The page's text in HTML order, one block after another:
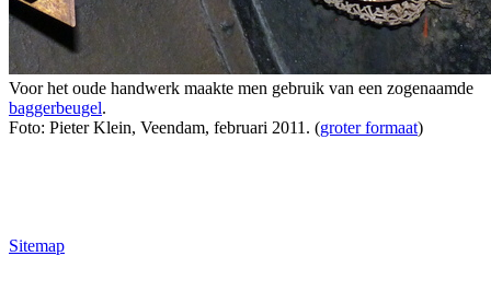
Voor het oude handwerk maakte men gebruik van een zogenaamde
baggerbeugel.
Foto: Pieter Klein, Veendam, februari 2011. (groter formaat)
Sitemap